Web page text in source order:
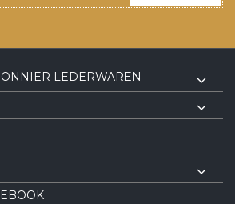
LEDERWAREN